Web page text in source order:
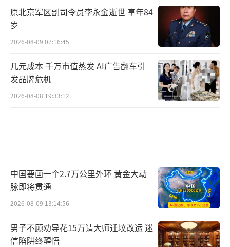
原北京军区副司令员李永金逝世 享年84
岁
2026-08-09 07:16:45
几元成本 千万市值蒸发 AI广告翻车引
发品牌危机
2026-08-08 19:33:12
中国要画一个2.7万公里外环 黄金大动
脉即将贯通
2026-08-09 13:14:56
男子不顾劝导花15万请大师迁坟改运 迷
信陷阱终醒悟